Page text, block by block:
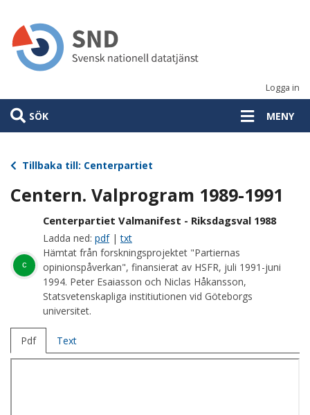
huvudinnehåll
Logga in
SÖK MENY
Tillbaka till: Centerpartiet
Centern. Valprogram 1989-1991
c
Centerpartiet Valmanifest - Riksdagsval 1988
Ladda ned: pdf|txt
Hämtat från forskningsprojektet "Partiernas
opinionspåverkan", finansierat av HSFR, juli 1991-juni
1994. Peter Esaiasson och Niclas Håkansson,
Statsvetenskapliga institiutionen vid Göteborgs
universitet.
Pdf Text